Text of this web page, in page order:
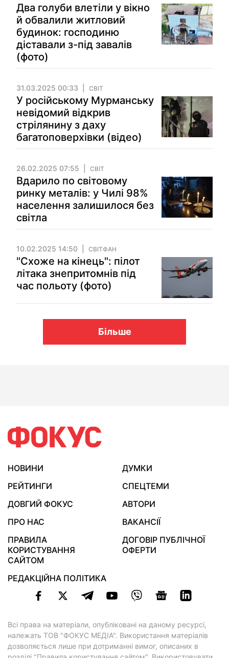
Два голуби влетіли у вікно
й обвалили житловий
будинок: господиню
діставали з-під завалів
(фото)
31.03.2025 00:33 СВІТ
У російському Мурманську
невідомий відкрив
стрілянину з даху
багатоповерхівки (відео)
26.02.2025 07:55 СВІТ
Вдарило по світовому
ринку металів: у Чилі 98%
населення залишилося без
світла
10.02.2025 14:50 СВІТФАН
"Схоже на кінець": пілот
літака знепритомнів під
час польоту (фото)
Більше
НОВИНИ
ДУМКИ
РЕЙТИНГИ
СПЕЦТЕМИ
ДОВГИЙ ФОКУС
АВТОРИ
ПРО НАС
ВАКАНСІЇ
ПРАВИЛА
КОРИСТУВАННЯ
САЙТОМ
ДОГОВІР ПУБЛІЧНОЇ
ОФЕРТИ
РЕДАКЦІЙНА ПОЛІТИКА
Всі права на матеріали, опубліковані на даному ресурсі,
належать ТОВ "ФОКУС МЕДІА". Використання матеріалів
дозволяється лише при дотриманні вимог, описаних в